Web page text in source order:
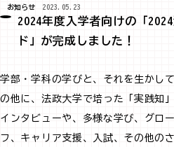
お知らせ 2023.05.23
2024年度入学者向けの「
ド」が完成しました！
学部・学科の学びと、それを生かし
の他に、法政大学で培った「実践知
インタビューや、多様な学び、グロ
フ、キャリア支援、入試、その他の